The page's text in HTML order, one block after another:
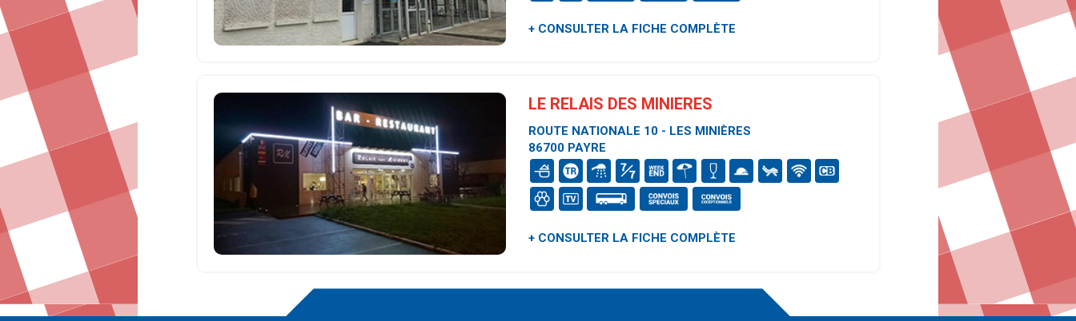
+ CONSULTER LA FICHE COMPLÈTE
LE RELAIS DES MINIERES
ROUTE NATIONALE 10 - LES MINIÈRES
86700 PAYRE
+ CONSULTER LA FICHE COMPLÈTE